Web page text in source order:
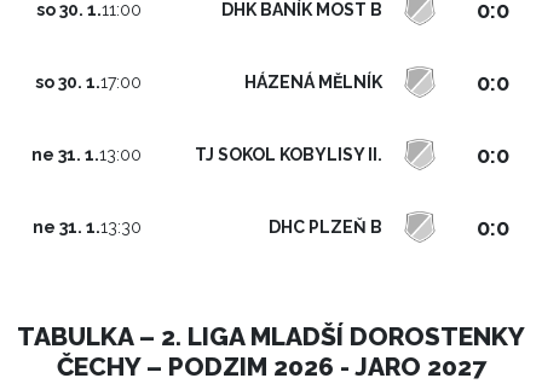
so 30. 1.11:00 DHK BANÍK MOST B 0:0
so 30. 1.17:00 HÁZENÁ MĚLNÍK 0:0
ne 31. 1.13:00 TJ SOKOL KOBYLISY II. 0:0
ne 31. 1.13:30 DHC PLZEŇ B 0:0
TABULKA – 2. LIGA MLADŠÍ DOROSTENKY
ČECHY – PODZIM 2026 - JARO 2027